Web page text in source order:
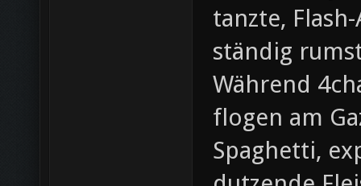
tanzte,
ständig
Während
flogen am
Spaghetti,